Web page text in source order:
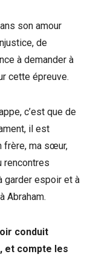
son amour
de
à demander à
cette épreuve.
c’est que de
il est
frère, ma sœur,
rencontres
garder espoir et à
Abraham.
conduit
et compte les